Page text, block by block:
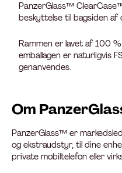
PanzerGlass™
beskyttelse til bagsiden af
Rammen er lavet af 100
emballagen er naturligvis
genanvendes.
Om
PanzerGlass™ er
og ekstraudstyr, til dine
private mobiltelefon eller